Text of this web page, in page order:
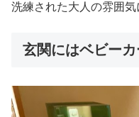
洗練された大人の雰囲気
玄関にはベビー